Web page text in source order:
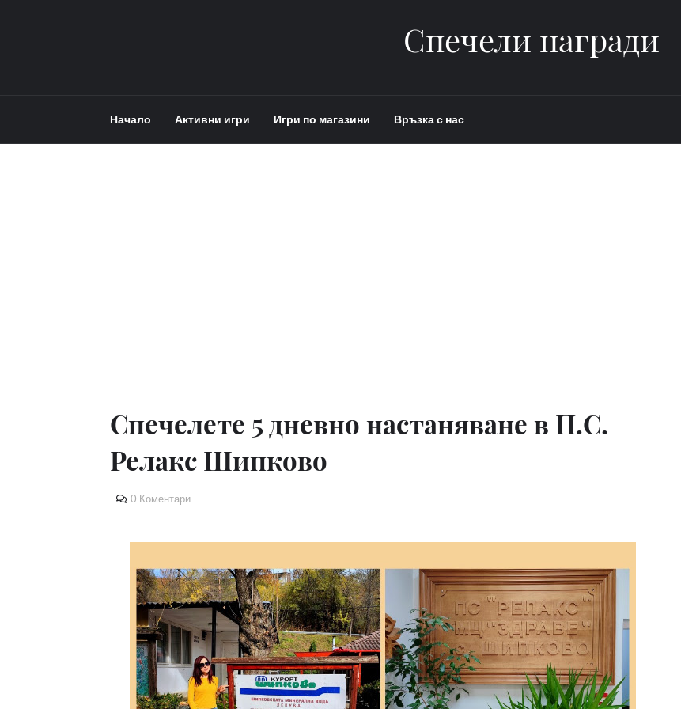
Спечели награди
Начало Активни игри Игри по магазини Връзка с нас
Спечелете 5 дневно настаняване в П.С.
Релакс Шипково
0 Коментари